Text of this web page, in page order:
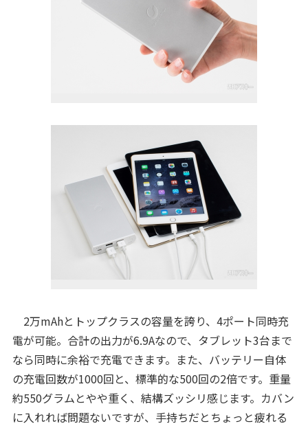
2万mAhとトップクラスの容量を誇り、4ポート同時充
電が可能。合計の出力が6.9Aなので、タブレット3台まで
なら同時に余裕で充電できます。また、バッテリー自体
の充電回数が1000回と、標準的な500回の2倍です。 重量
約550グラムとやや重く、結構ズッシリ感じます。カバン
に入れれば問題ないですが、手持ちだとちょっと疲れる